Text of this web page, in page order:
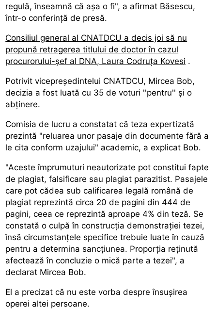
regulă, înseamnă că așa o fi", a afirmat Băsescu,
într-o conferință de presă.
Consiliul general al CNATDCU a decis joi să nu
propună retragerea titlului de doctor în cazul
procurorului-șef al DNA, Laura Codruța Kovesi .
Potrivit vicepreședintelui CNATDCU, Mircea Bob,
decizia a fost luată cu 35 de voturi ''pentru'' și o
abținere.
Comisia de lucru a constatat că teza expertizată
prezintă "reluarea unor pasaje din documente fără a
le cita conform uzajului" academic, a explicat Bob.
"Aceste împrumuturi neautorizate pot constitui fapte
de plagiat, falsificare sau plagiat parazitist. Pasajele
care pot cădea sub calificarea legală română de
plagiat reprezintă circa 20 de pagini din 444 de
pagini, ceea ce reprezintă aproape 4% din teză. Se
constată o culpă în construcția demonstrației tezei,
însă circumstanțele specifice trebuie luate în cauză
pentru a determina sancțiunea. Proporția reținută
afectează în concluzie o mică parte a tezei", a
declarat Mircea Bob.
El a precizat că nu este vorba despre însușirea
operei altei persoane.